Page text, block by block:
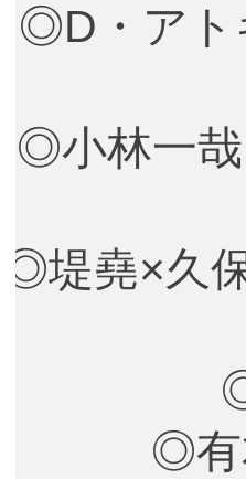
◎D・アト
◎小林一
◎堤堯×久
◎有